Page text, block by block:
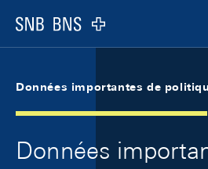
Logo
Données importantes de
Données